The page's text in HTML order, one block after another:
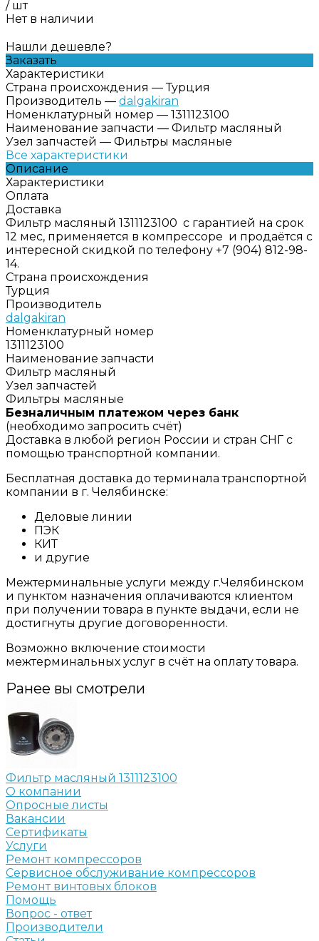
/ шт
Нет в наличии
Нашли дешевле?
Заказать
Характеристики
Страна происхождения — Турция
Производитель — dalgakiran
Номенклатурный номер — 1311123100
Наименование запчасти — Фильтр масляный
Узел запчастей — Фильтры масляные
Все характеристики
Описание
Характеристики
Оплата
Доставка
Фильтр масляный 1311123100 с гарантией на срок
12 мес, применяется в компрессоре и продаётся с
интересной скидкой по телефону +7 (904) 812-98-
14.
Страна происхождения
Турция
Производитель
dalgakiran
Номенклатурный номер
1311123100
Наименование запчасти
Фильтр масляный
Узел запчастей
Фильтры масляные
Безналичным платежом через банк
(необходимо запросить счёт)
Доставка в любой регион России и стран СНГ с
помощью транспортной компании.
Бесплатная доставка до терминала транспортной
компании в г. Челябинске:
Деловые линии
ПЭК
КИТ
и другие
Межтерминальные услуги между г.Челябинском
и пунктом назначения оплачиваются клиентом
при получении товара в пункте выдачи, если не
достигнуты другие договоренности.
Возможно включение стоимости
межтерминальных услуг в счёт на оплату товара.
Ранее вы смотрели
Фильтр масляный 1311123100
О компании
Опросные листы
Вакансии
Сертификаты
Услуги
Ремонт компрессоров
Сервисное обслуживание компрессоров
Ремонт винтовых блоков
Помощь
Вопрос - ответ
Производители